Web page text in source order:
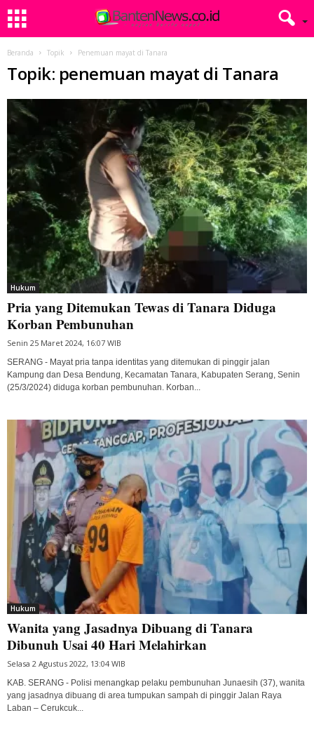
Beranda Topik Penemuan mayat di Tanara
Topik: penemuan mayat di Tanara
Hukum
Pria yang Ditemukan Tewas di Tanara Diduga
Korban Pembunuhan
Senin 25 Maret 2024, 16:07 WIB
SERANG - Mayat pria tanpa identitas yang ditemukan di pinggir jalan
Kampung dan Desa Bendung, Kecamatan Tanara, Kabupaten Serang, Senin
(25/3/2024) diduga korban pembunuhan. Korban...
Hukum
Wanita yang Jasadnya Dibuang di Tanara
Dibunuh Usai 40 Hari Melahirkan
Selasa 2 Agustus 2022, 13:04 WIB
KAB. SERANG - Polisi menangkap pelaku pembunuhan Junaesih (37), wanita
yang jasadnya dibuang di area tumpukan sampah di pinggir Jalan Raya
Laban – Cerukcuk...